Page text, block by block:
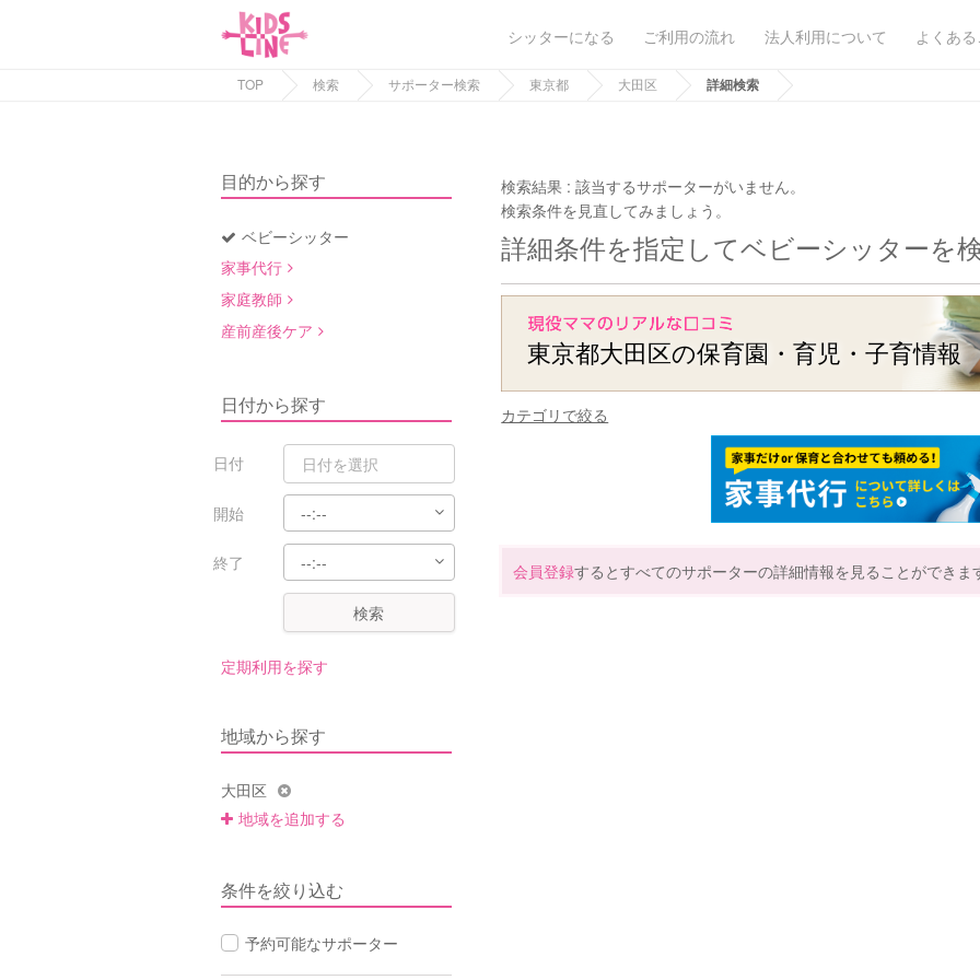
シッターになる ご利用の流れ 法人利用について よくあ
TOP 検索 サポーター検索 東京都 大田区 詳細検索
目的から探す
ベビーシッター
家事代行
家庭教師
産前産後ケア
日付から探す
日付
開始
終了
検索
定期利用を探す
地域から探す
大田区
地域を追加する
条件を絞り込む
予約可能なサポーター
検索結果 :該当するサポーターがいません。
検索条件を見直してみましょう。
詳細条件を指定してベビーシッターを
東京都大田区の保育園・育児・子育情報
カテゴリで絞る
会員登録するとすべてのサポーターの詳細情報を見ることができま